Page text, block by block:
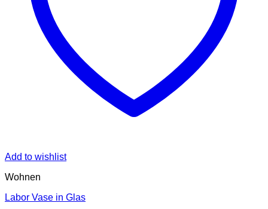
Add to wishlist
Wohnen
Labor Vase in Glas